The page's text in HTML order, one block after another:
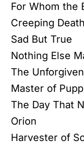
For Whom the
Creeping Death
Sad But True
Nothing Else
The Unforgiven
Master of
The Day That
Orion
Harvester of